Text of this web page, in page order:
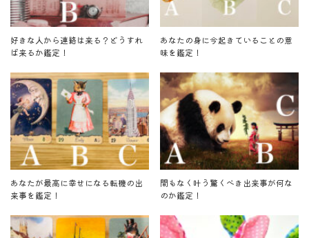
好きな人から連絡は来る？どうすれ
ば来るか鑑定！
あなたの身に今起きていることの意
味を鑑定！
あなたが最高に幸せになる転機の出
来事を鑑定！
間もなく叶う驚くべき出来事が何な
のか鑑定！